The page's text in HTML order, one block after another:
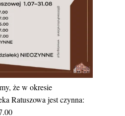
że w okresie
Ratuszowa jest czynna: